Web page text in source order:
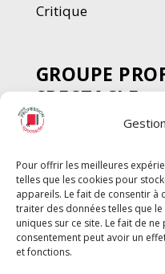
Pour offrir les meilleures
telles que les cookies pour
appareils. Le fait de consentir à
traiter des données telles que
uniques sur ce site. Le fait de
consentement peut avoir un
et fonctions.
Critique
GROUPE
SPECTACLE
Chèque Intermittents
Chèque Compta
Chèque Emploi
G-Pods
Profession Audio-